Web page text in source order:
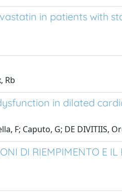
in patients with
Rb
in dilated
F; Caputo, G; DE DIVITIIS,
DI RIEMPIMENTO E